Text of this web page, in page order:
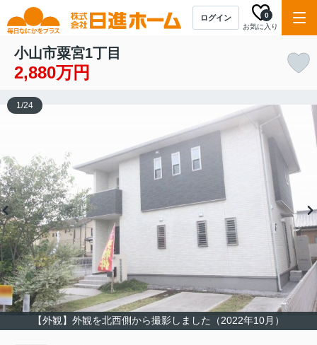
ログイン
お気に入り
0
小山市粟宮1丁目
2,880万円
【外観】外観を北西側から撮影しました（2022年10月）
1/24